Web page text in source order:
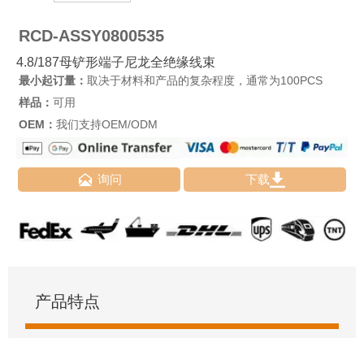
RCD-ASSY0800535
4.8/187母铲形端子尼龙全绝缘线束
最小起订量： 取决于材料和产品的复杂程度，通常为100PCS
样品： 可用
OEM： 我们支持OEM/ODM
 询问 下载
产品特点